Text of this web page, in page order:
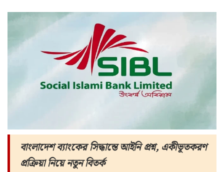
বাংলাদেশ ব্যাংকের সিদ্ধান্তে আইনি প্রশ্ন, একীভূতকরণ
প্রক্রিয়া নিয়ে নতুন বিতর্ক